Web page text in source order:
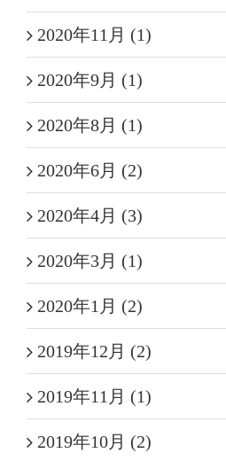
2020年11月 (1)
2020年9月 (1)
2020年8月 (1)
2020年6月 (2)
2020年4月 (3)
2020年3月 (1)
2020年1月 (2)
2019年12月 (2)
2019年11月 (1)
2019年10月 (2)